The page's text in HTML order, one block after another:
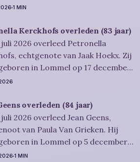
in Overpelt op 30 juli 2026. Hij
van Urbain waarop u
wordt uitgenodigd, zal
1 MIN
Kerckhofs overleden (83 jaar)
juli 2026 overleed Petronella
echtgenote van Jaak Hoekx. Zij
in Lommel op 17 december
is overleden in Overpelt op 30 juli
Severens: De
van Irène zal
plaatsvinden in intieme kring. Condoleren
overleden (84 jaar)
2026 overleed Jean Geens,
van Paula Van Grieken. Hij
in Lommel op 5 december
is overleden in Mol op 30 juli 2026.
1 MIN